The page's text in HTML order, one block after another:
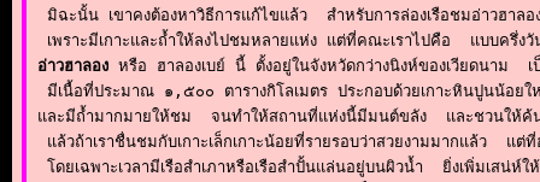
มิฉะนั้น เขาคงต้องหาวิธีการแก้ไขแล้ว  สำหรับการล่องเรือชมอ่าวฮา
อ่าวฮาลอง หรือ ฮาลองเบย์ นี้ ตั้งอยู่ในจังหวัดกว่างนิงห์ของเวียดนาม
มีเนื้อที่ประมาณ ๑,๕๐๐ ตารางกิโลเมตร ประกอบด้วยเกาะหินปูนน้อย
และมีถ้ำมากมายให้ชม  จนทำให้สถานที่แห่งนี้มีมนต์ขลัง  และชวนให้ค้น
แล้วถ้าเราชื่นชมกับเกาะเล็กเกาะน้อยที่รายรอบว่าสวยงามมากแล้ว  แ
โดยเฉพาะเวลามีเรือสำเภาหรือเรือสำปั้นแล่นอยู่บนผิวน้ำ  ยิ่งเพิ่มเสน่ห์